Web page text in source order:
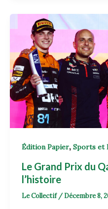
Édition Papier, Sports et
Le Grand Prix du
l’histoire
Le Collectif /Décembre 8,